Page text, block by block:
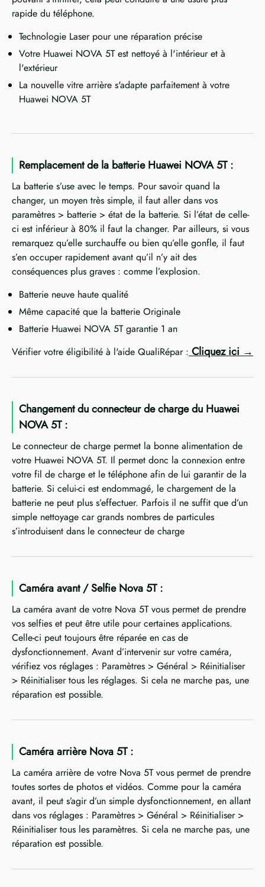
rapide du téléphone.
Technologie Laser pour une réparation précise
Votre Huawei NOVA 5T est nettoyé à l'intérieur et à
l'extérieur
La nouvelle vitre arrière s'adapte parfaitement à votre
Huawei NOVA 5T
Remplacement de la batterie Huawei NOVA 5T :
La batterie s’use avec le temps. Pour savoir quand la
changer, un moyen très simple, il faut aller dans vos
paramètres > batterie > état de la batterie. Si l’état de celle-
ci est inférieur à 80% il faut la changer. Par ailleurs, si vous
remarquez qu’elle surchauffe ou bien qu’elle gonfle, il faut
s’en occuper rapidement avant qu’il n’y ait des
conséquences plus graves : comme l’explosion.
Batterie neuve haute qualité
Même capacité que la batterie Originale
Batterie Huawei NOVA 5T garantie 1 an
Vérifier votre éligibilité à l'aide QualiRépar : Cliquez ici
Changement du connecteur de charge du Huawei
NOVA 5T :
Le connecteur de charge permet la bonne alimentation de
votre Huawei NOVA 5T. Il permet donc la connexion entre
votre fil de charge et le téléphone afin de lui garantir de la
batterie. Si celui-ci est endommagé, le chargement de la
batterie ne peut plus s’effectuer. Parfois il ne suffit que d’un
simple nettoyage car grands nombres de particules
s’introduisent dans le connecteur de charge
Caméra avant / Selfie Nova 5T :
La caméra avant de votre Nova 5T vous permet de prendre
vos selfies et peut être utile pour certaines applications.
Celle-ci peut toujours être réparée en cas de
dysfonctionnement. Avant d’intervenir sur votre caméra,
vérifiez vos réglages : Paramètres > Général > Réinitialiser
> Réinitialiser tous les réglages. Si cela ne marche pas, une
réparation est possible.
Caméra arrière Nova 5T :
La caméra arrière de votre Nova 5T vous permet de prendre
toutes sortes de photos et vidéos. Comme pour la caméra
avant, il peut s’agir d’un simple dysfonctionnement, en allant
dans vos réglages : Paramètres > Général > Réinitialiser >
Réinitialiser tous les paramètres. Si cela ne marche pas, une
réparation est possible.